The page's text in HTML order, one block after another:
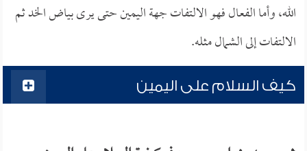
الله، وأما الفعال فهو الالتفات جهة اليمين حتى يرى بياض الخد ثم
الالتفات إلى الشمال مثله.
كيف السلام على اليمين